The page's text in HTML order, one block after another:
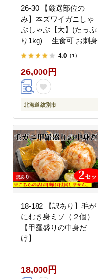
26-30 【厳選部位の
み】本ズワイガニしゃ
ぶしゃぶ【大】(たっぷ
り1kg)｜ 生食可 お刺身
4.0 （1）
26,000円
北海道 紋別市
18-182 【訳あり】毛が
にむき身ミソ（２個）
【甲羅盛りの中身だ
け】
18,000円